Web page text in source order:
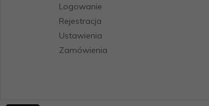
Logowanie
Rejestracja
Ustawienia
Zamówienia